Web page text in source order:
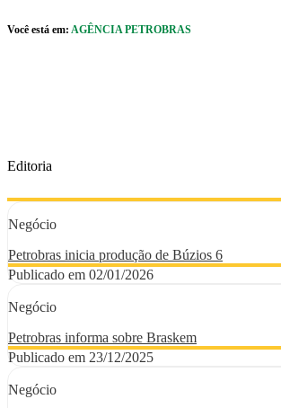
Você está em: AGÊNCIA PETROBRAS
Editoria
Negócio
Petrobras inicia produção de Búzios 6
Publicado em 02/01/2026
Negócio
Petrobras informa sobre Braskem
Publicado em 23/12/2025
Negócio
caixa de cookies